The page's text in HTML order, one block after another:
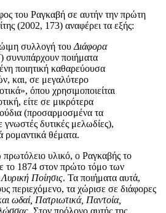
του Ραγκαβή σε αυτήν την πρώτη
(2002, 173) αναφέρει τα εξής:
συλλογή του Διάφορα
συνυπάρχουν ποιήματα
ποιητική καθαρεύουσα
και, σε μεγαλύτερο
όπου χρησιμοποιείται
είτε σε μικρότερα
(προσαρμοσμένα τα
γνωστές δυτικές μελωδίες),
ρομαντικά θέματα.
υλικό, ο Ραγκαβής το
το 1874 στον πρώτο τόμο των
Λυρική Ποίησις. Τα ποιήματα αυτά,
περιεχόμενο, τα χώρισε σε διάφορες
ωδαί, Πατριωτικά, Παντοία,